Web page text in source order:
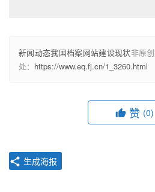
新闻动态我国档案网站建设现状非原
处： https://www.eq.fj.cn/1_3260.html
赞 (0)
生成海报